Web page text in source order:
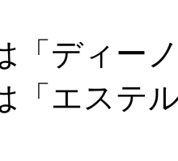
「ディー
「エステ